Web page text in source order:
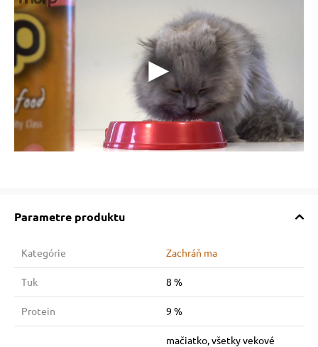
Parametre produktu
Kategórie Zachráň ma
Tuk 8 %
Protein 9 %
mačiatko, všetky vekové